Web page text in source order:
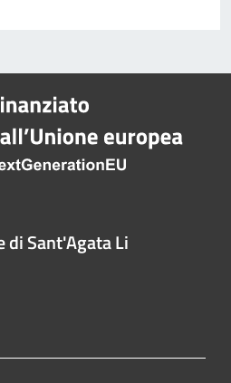
di Sant'Agata Li